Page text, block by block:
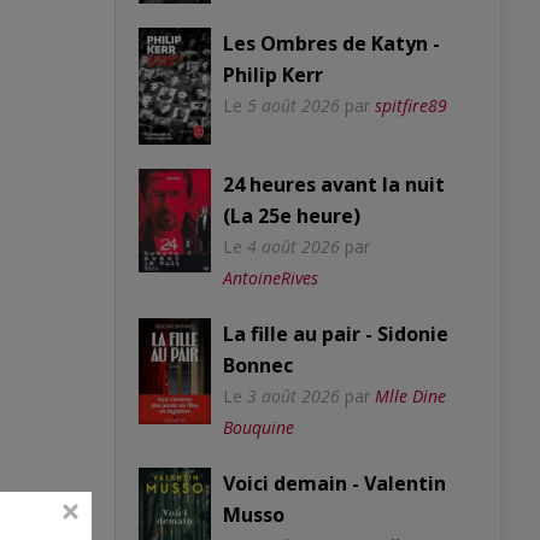
Les Ombres de Katyn -
Philip Kerr
Le 5 août 2026 par spitfire89
24 heures avant la nuit
(La 25e heure)
Le 4 août 2026 par
AntoineRives
La fille au pair - Sidonie
Bonnec
Le 3 août 2026 par Mlle Dine
Bouquine
Voici demain - Valentin
Musso